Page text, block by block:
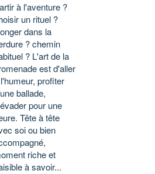
à l'aventure ?
un rituel ?
dans la
? chemin
? L'art de la
est d'aller
profiter
ballade,
pour une
Tête à tête
soi ou bien
riche et
à savoir...